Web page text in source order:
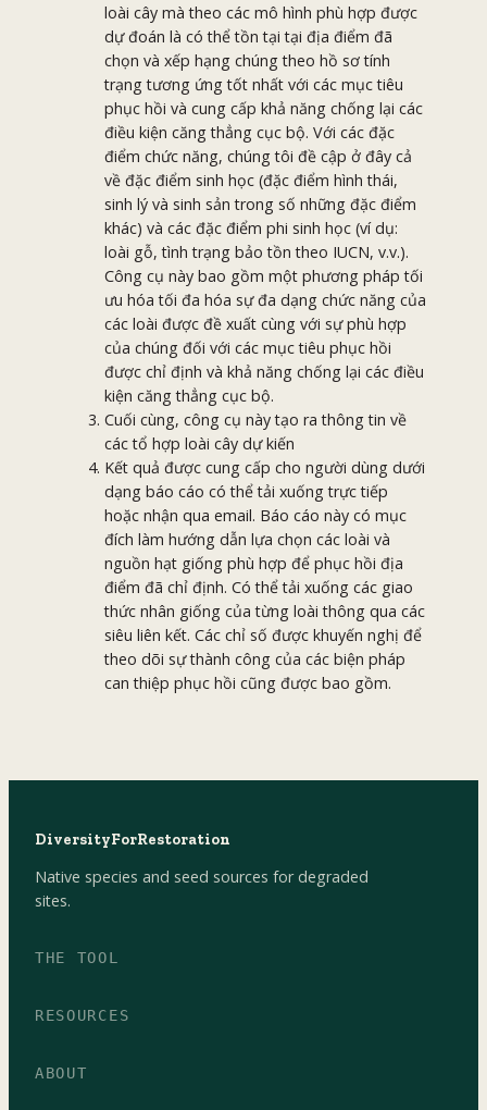
loài cây mà theo các mô hình phù hợp được
dự đoán là có thể tồn tại tại địa điểm đã
chọn và xếp hạng chúng theo hồ sơ tính
trạng tương ứng tốt nhất với các mục tiêu
phục hồi và cung cấp khả năng chống lại các
điều kiện căng thẳng cục bộ. Với các đặc
điểm chức năng, chúng tôi đề cập ở đây cả
về đặc điểm sinh học (đặc điểm hình thái,
sinh lý và sinh sản trong số những đặc điểm
khác) và các đặc điểm phi sinh học (ví dụ:
loài gỗ, tình trạng bảo tồn theo IUCN, v.v.).
Công cụ này bao gồm một phương pháp tối
ưu hóa tối đa hóa sự đa dạng chức năng của
các loài được đề xuất cùng với sự phù hợp
của chúng đối với các mục tiêu phục hồi
được chỉ định và khả năng chống lại các điều
kiện căng thẳng cục bộ.
Cuối cùng, công cụ này tạo ra thông tin về
các tổ hợp loài cây dự kiến
Kết quả được cung cấp cho người dùng dưới
dạng báo cáo có thể tải xuống trực tiếp
hoặc nhận qua email. Báo cáo này có mục
đích làm hướng dẫn lựa chọn các loài và
nguồn hạt giống phù hợp để phục hồi địa
điểm đã chỉ định. Có thể tải xuống các giao
thức nhân giống của từng loài thông qua các
siêu liên kết. Các chỉ số được khuyến nghị để
theo dõi sự thành công của các biện pháp
can thiệp phục hồi cũng được bao gồm.
DiversityForRestoration
Native species and seed sources for degraded
sites.
THE TOOL
RESOURCES
ABOUT